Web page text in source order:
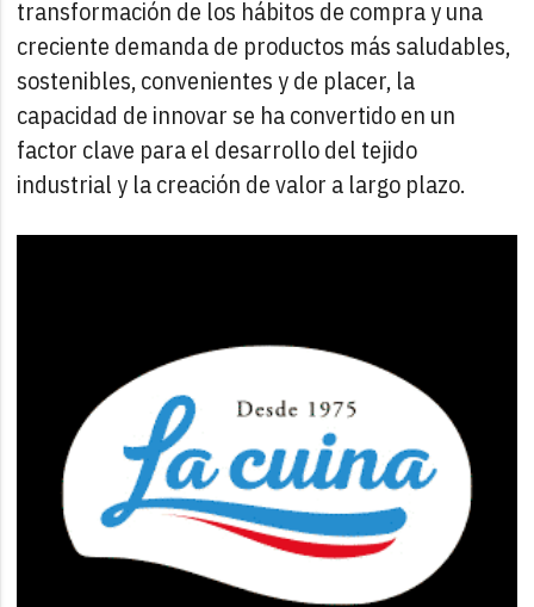
transformación de los hábitos de compra y una
creciente demanda de productos más saludables,
sostenibles, convenientes y de placer, la
capacidad de innovar se ha convertido en un
factor clave para el desarrollo del tejido
industrial y la creación de valor a largo plazo.